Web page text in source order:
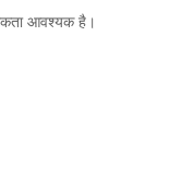
आवश्यक है।